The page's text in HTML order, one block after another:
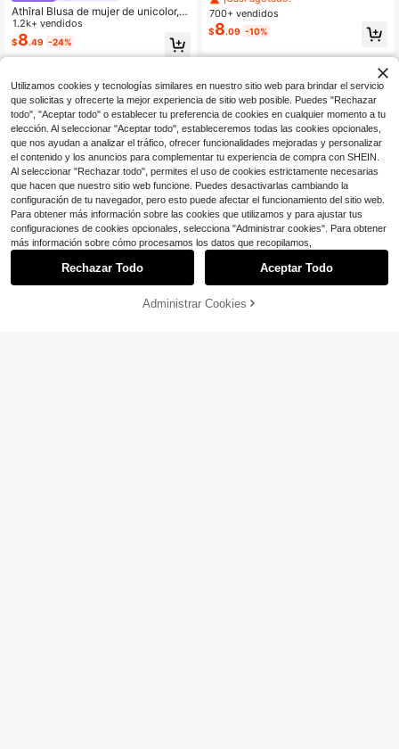
Athîral Blusa de mujer de unicolor,
minimalista, de uso diario, con cuell
o redondo y espalda con lazo
1.2k+ vendidos
$8.49 -24%
para mujer GLAMSKIN, verano otoñ
o, rosa, para volver a la escuela, via
jes, uso diario y streetwear
700+ vendidos
$8.09 -10%
¡49% DE DESCUENTO!
Utilizamos cookies y tecnologías similares en nuestro sitio web para brindar el servicio
que solicitas y ofrecerte la mejor experiencia de sitio web posible. Puedes "Rechazar
todo", "Aceptar todo" o establecer tu preferencia de cookies en cualquier momento a tu
elección. Al seleccionar "Aceptar todo", estableceremos todas las cookies opcionales,
que nos ayudan a analizar el tráfico, ofrecer funcionalidades mejoradas y personalizar
el contenido y los anuncios para complementar tu experiencia de compra con SHEIN.
Al seleccionar "Rechazar todo", permites el uso de cookies estrictamente necesarias
que hacen que nuestro sitio web funcione. Puedes desactivarlas cambiando la
configuración de tu navegador, pero esto puede afectar el funcionamiento del sitio web.
Para obtener más información sobre las cookies que utilizamos y para ajustar tus
configuraciones de cookies opcionales, selecciona "Administrar cookies". Para obtener
más información sobre cómo procesamos los datos que recopilamos,
Rechazar Todo Aceptar Todo
Administrar Cookies